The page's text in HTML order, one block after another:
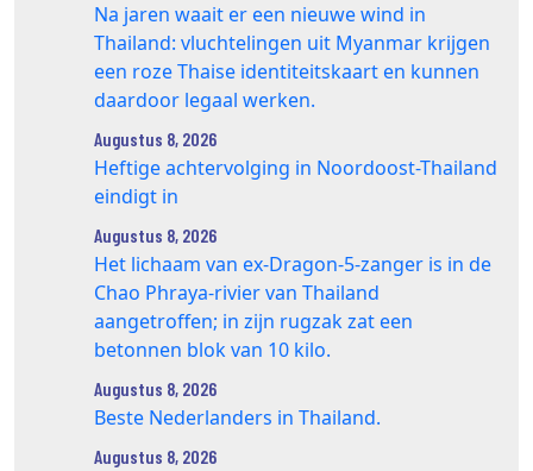
Na jaren waait er een nieuwe wind in
Thailand: vluchtelingen uit Myanmar krijgen
een roze Thaise identiteitskaart en kunnen
daardoor legaal werken.
Augustus 8, 2026
Heftige achtervolging in Noordoost-Thailand
eindigt in
Augustus 8, 2026
Het lichaam van ex-Dragon‑5‑zanger is in de
Chao Phraya‑rivier van Thailand
aangetroffen; in zijn rugzak zat een
betonnen blok van 10 kilo.
Augustus 8, 2026
Beste Nederlanders in Thailand.
Augustus 8, 2026